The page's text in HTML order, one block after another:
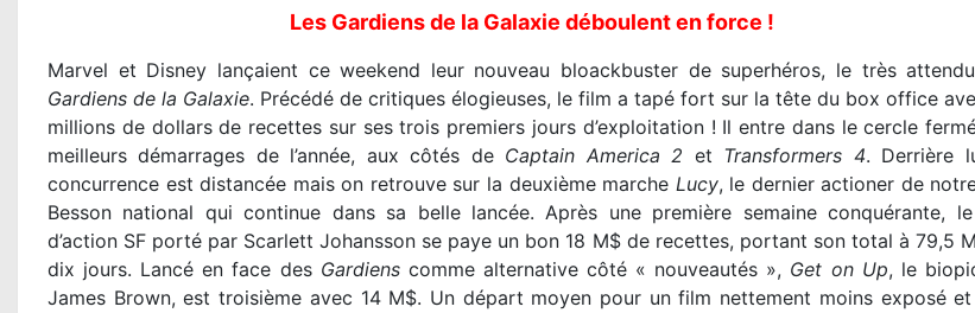
Les Gardiens de la Galaxie déboulent en force !
Marvel et Disney lançaient ce weekend leur nouveau bloackbuster de superhéros, le très attendu
Gardiens de la Galaxie. Précédé de critiques élogieuses, le film a tapé fort sur la tête du box office
millions de dollars de recettes sur ses trois premiers jours d’exploitation ! Il entre dans le cercle
meilleurs démarrages de l’année, aux côtés de Captain America 2 et Transformers 4. Derrière
concurrence est distancée mais on retrouve sur la deuxième marche Lucy, le dernier actioner de
Besson national qui continue dans sa belle lancée. Après une première semaine conquérante,
d’action SF porté par Scarlett Johansson se paye un bon 18 M$ de recettes, portant son total à 79,5
dix jours. Lancé en face des Gardienscomme alternative côté « nouveautés », Get on Up, le
James Brown, est troisième avec 14 M$. Un départ moyen pour un film nettement moins exposé